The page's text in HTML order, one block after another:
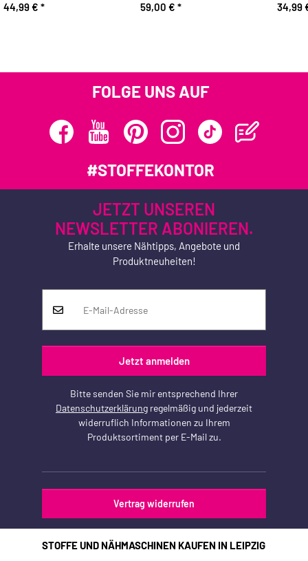
44,99 € * 59,00 € *
34,99
FOLGE UNS AUF
#STOFFEKONTOR
JETZT UNSEREN
NEWSLETTER ABONIEREN.
Erhalte unsere Nähtipps, Angebote und
Produktneuheiten!
Jetzt anmelden
Bitte senden Sie mir entsprechend Ihrer
Datenschutzerklärung regelmäßig und jederzeit
widerruflich Informationen zu Ihrem
Produktsortiment per E-Mail zu.
Vertrag widerrufen
STOFFE UND NÄHMASCHINEN KAUFEN IN LEIPZIG